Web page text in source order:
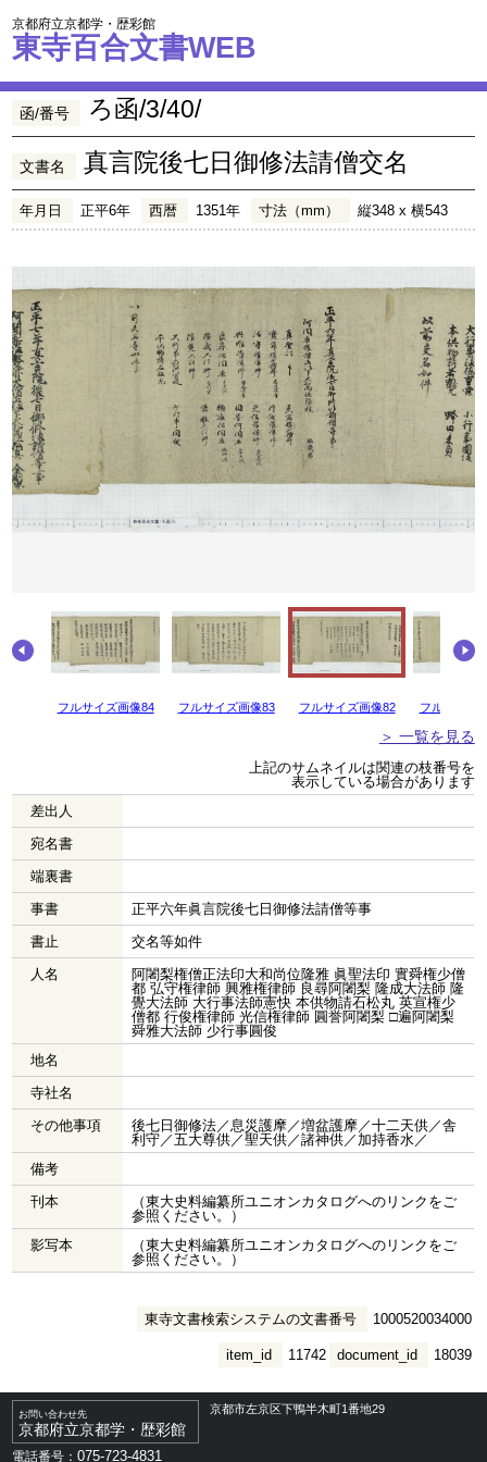
京都府立京都学・歴彩館
東寺百合文書WEB
函/番号 ろ函/3/40/
文書名 真言院後七日御修法請僧交名
年月日 正平6年 西暦 1351年 寸法（mm） 縦348 x 横543
フルサイズ画像84 フルサイズ画像83 フルサイズ画像82 フルサイズ
＞ 一覧を見る
上記のサムネイルは関連の枝番号を
表示している場合があります
差出人
宛名書
端裏書
事書
正平六年眞言院後七日御修法請僧等事
書止
交名等如件
人名
阿闍梨権僧正法印大和尚位隆雅 眞聖法印 實舜権少僧
都 弘守権律師 興雅権律師 良尋阿闍梨 隆成大法師 隆
覺大法師 大行事法師憲快 本供物請石松丸 英宣権少
僧都 行俊権律師 光信権律師 圓誉阿闍梨 □遍阿闍梨
舜雅大法師 少行事圓俊
地名
寺社名
その他事項
後七日御修法／息災護摩／増盆護摩／十二天供／舎
利守／五大尊供／聖天供／諸神供／加持香水／
備考
刊本
（東大史料編纂所ユニオンカタログへのリンクをご
参照ください。）
影写本
（東大史料編纂所ユニオンカタログへのリンクをご
参照ください。）
東寺文書検索システムの文書番号 1000520034000
document_id 18039
item_id 11742
お問い合わせ先
京都府立京都学・歴彩館
京都市左京区下鴨半木町1番地29
電話番号：075-723-4831